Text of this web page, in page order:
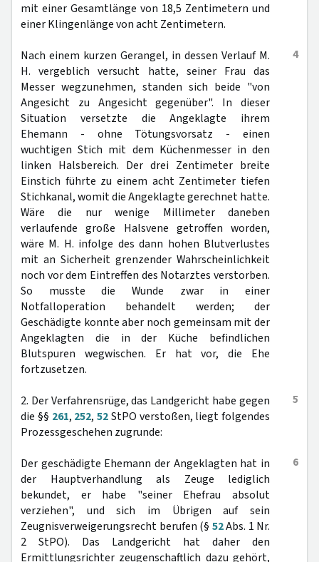
mit einer Gesamtlänge von 18,5 Zentimetern und
einer Klingenlänge von acht Zentimetern.
4
Nach einem kurzen Gerangel, in dessen Verlauf M.
H. vergeblich versucht hatte, seiner Frau das
Messer wegzunehmen, standen sich beide "von
Angesicht zu Angesicht gegenüber". In dieser
Situation versetzte die Angeklagte ihrem
Ehemann - ohne Tötungsvorsatz - einen
wuchtigen Stich mit dem Küchenmesser in den
linken Halsbereich. Der drei Zentimeter breite
Einstich führte zu einem acht Zentimeter tiefen
Stichkanal, womit die Angeklagte gerechnet hatte.
Wäre die nur wenige Millimeter daneben
verlaufende große Halsvene getroffen worden,
wäre M. H. infolge des dann hohen Blutverlustes
mit an Sicherheit grenzender Wahrscheinlichkeit
noch vor dem Eintreffen des Notarztes verstorben.
So musste die Wunde zwar in einer
Notfalloperation behandelt werden; der
Geschädigte konnte aber noch gemeinsam mit der
Angeklagten die in der Küche befindlichen
Blutspuren wegwischen. Er hat vor, die Ehe
fortzusetzen.
5
2. Der Verfahrensrüge, das Landgericht habe gegen
die §§ 261, 252, 52StPO verstoßen, liegt folgendes
Prozessgeschehen zugrunde:
6
Der geschädigte Ehemann der Angeklagten hat in
der Hauptverhandlung als Zeuge lediglich
bekundet, er habe "seiner Ehefrau absolut
verziehen", und sich im Übrigen auf sein
Zeugnisverweigerungsrecht berufen (§ 52Abs. 1 Nr.
2 StPO). Das Landgericht hat daher den
Ermittlungsrichter zeugenschaftlich dazu gehört,